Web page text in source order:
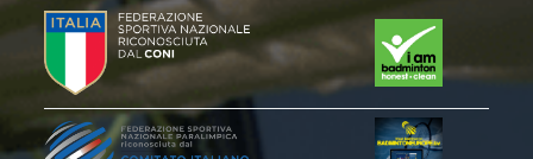
PROGETTI SPORT E SALUTE
FORMAZIONE